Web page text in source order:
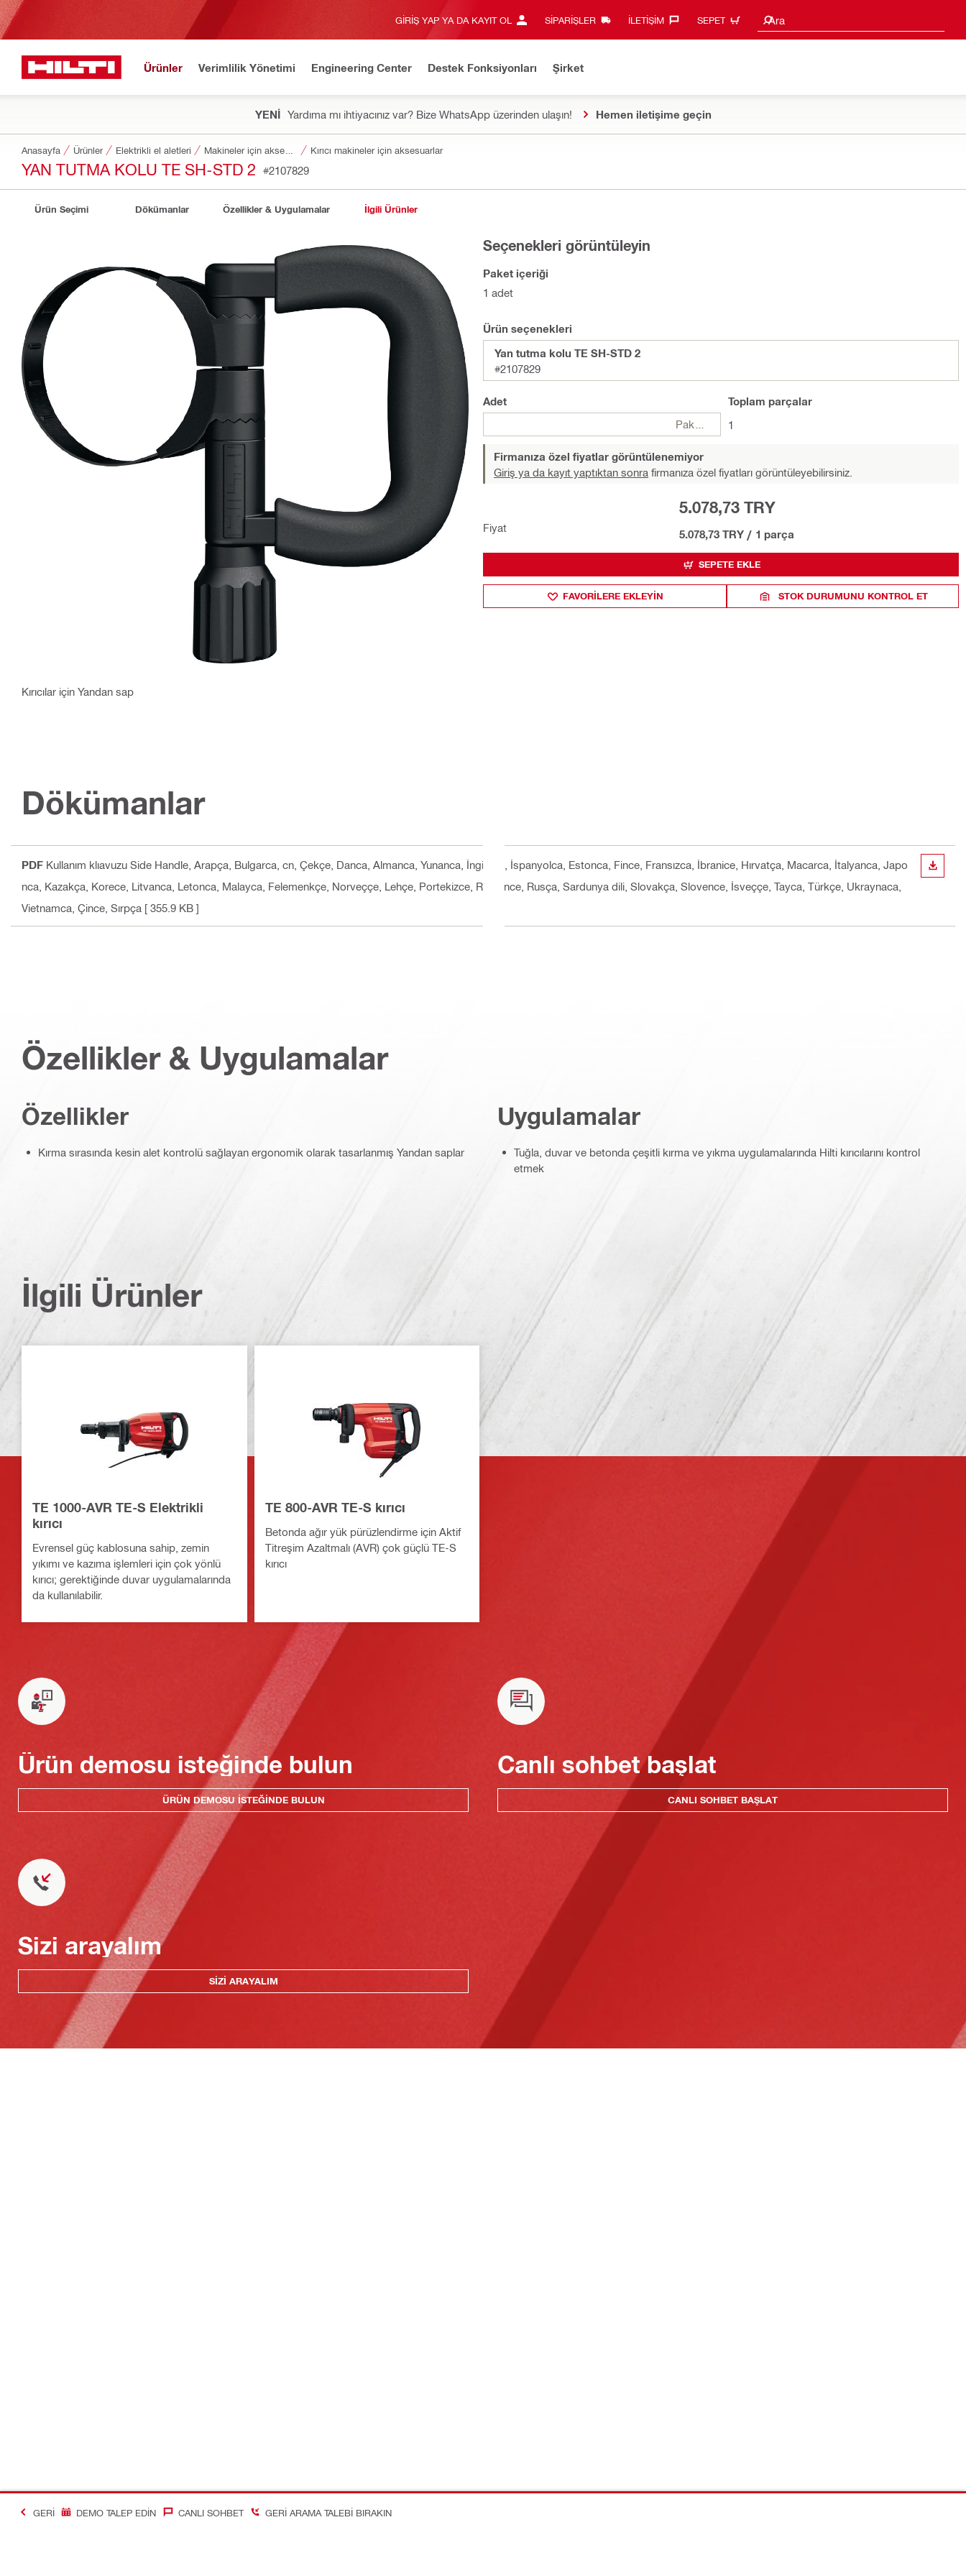
GIRIŞ YAP YA DA KAYIT OL SIPARIŞLER İLETIŞIM‎ SEPET Ara
Arama Önerileri
Ürünler Verimlilik Yönetimi Engineering Center Destek Fonksiyonları Şirket
YENİ Yardıma mı ihtiyacınız var? Bize WhatsApp üzerinden ulaşın! Hemen iletişime geçin
Anasayfa Ürünler Elektrikli el aletleri Kırıcı makineler için aksesuarlar
YAN TUTMA KOLU TE SH-STD 2 #2107829
Ürün Seçimi Dökümanlar Özellikler & Uygulamalar İlgili Ürünler
Kırıcılar için Yandan sap
Seçenekleri görüntüleyin
Paket içeriği
1 adet
Ürün seçenekleri
Yan tutma kolu TE SH-STD 2
#2107829
Adet
Toplam parçalar
1
Firmanıza özel fiyatlar görüntülenemiyor
Giriş ya da kayıt yaptıktan sonra firmanıza özel fiyatları görüntüleyebilirsiniz.
Fiyat
5.078,73 TRY
5.078,73 TRY / 1 parça
SEPETE EKLE
FAVORILERE EKLEYIN STOK DURUMUNU KONTROL ET
Dökümanlar
PDF Kullanım klıavuzu Side Handle , Arapça, Bulgarca, cn, Çekçe, Danca, Almanca, Yunanca, İngilizce, İspanyolca, Estonca, Fince, Fransızca, İbranice, Hırvatça, Macarca, İtalyanca, Japo
nca, Kazakça, Korece, Litvanca, Letonca, Malayca, Felemenkçe, Norveççe, Lehçe, Portekizce, Rumence, Rusça, Sardunya dili, Slovakça, Slovence, İsveççe, Tayca, Türkçe, Ukraynaca,
Vietnamca, Çince, Sırpça [ 355.9 KB ]
İNDIR
Özellikler & Uygulamalar
Özellikler
Kırma sırasında kesin alet kontrolü sağlayan ergonomik olarak tasarlanmış Yandan saplar
Uygulamalar
Tuğla, duvar ve betonda çeşitli kırma ve yıkma uygulamalarında Hilti kırıcılarını kontrol
etmek
İlgili Ürünler
TE 1000-AVR TE-S Elektrikli
kırıcı
Evrensel güç kablosuna sahip, zemin
yıkımı ve kazıma işlemleri için çok yönlü
kırıcı; gerektiğinde duvar uygulamalarında
da kullanılabilir.
TE 800-AVR TE-S kırıcı
Betonda ağır yük pürüzlendirme için Aktif
Titreşim Azaltmalı (AVR) çok güçlü TE-S
kırıcı
Ürün demosu isteğinde bulun
ÜRÜN DEMOSU ISTEĞINDE BULUN
Canlı sohbet başlat
CANLI SOHBET BAŞLAT
Sizi arayalım
SIZI ARAYALIM
GERI DEMO TALEP EDIN CANLI SOHBET GERI ARAMA TALEBI BIRAKIN